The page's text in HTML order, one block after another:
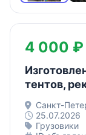
4 000 ₽
тентов,
Санкт-
25.07.2026
Грузовики